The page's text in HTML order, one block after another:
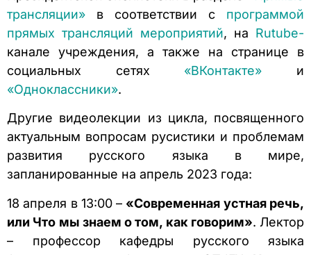
трансляции» в соответствии с программой
прямых трансляций мероприятий, на Rutube-
канале учреждения, а также на странице в
социальных сетях «ВКонтакте» и
«Одноклассники».
Другие видеолекции из цикла, посвященного
актуальным вопросам русистики и проблемам
развития русского языка в мире,
запланированные на апрель 2023 года:
18 апреля в 13:00 – «Современная устная речь,
или Что мы знаем о том, как говорим». Лектор
– профессор кафедры русского языка